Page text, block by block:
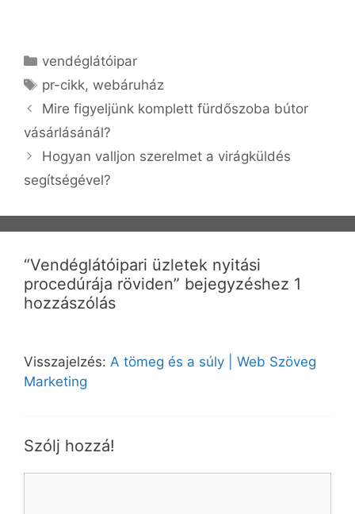
Kategória
vendéglátóipar
Címkék
pr-cikk,webáruház
Bejegyzés
navigáció
Mire figyeljünk komplett fürdőszoba bútor
vásárlásánál?
Hogyan valljon szerelmet a virágküldés
segítségével?
“Vendéglátóipari üzletek nyitási
procedúrája röviden” bejegyzéshez 1
hozzászólás
Visszajelzés: A tömeg és a súly | Web Szöveg
Marketing
Szólj hozzá!